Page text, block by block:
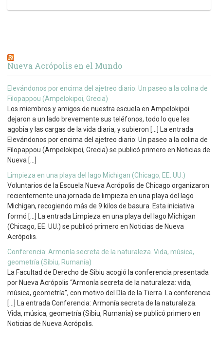
Nueva Acrópolis en el Mundo
Elevándonos por encima del ajetreo diario: Un paseo a la colina de
Filopappou (Ampelokipoi, Grecia)
Los miembros y amigos de nuestra escuela en Ampelokipoi
dejaron a un lado brevemente sus teléfonos, todo lo que les
agobia y las cargas de la vida diaria, y subieron […] La entrada
Elevándonos por encima del ajetreo diario: Un paseo a la colina de
Filopappou (Ampelokipoi, Grecia) se publicó primero en Noticias de
Nueva […]
Limpieza en una playa del lago Michigan (Chicago, EE. UU.)
Voluntarios de la Escuela Nueva Acrópolis de Chicago organizaron
recientemente una jornada de limpieza en una playa del lago
Michigan, recogiendo más de 9 kilos de basura. Esta iniciativa
formó […] La entrada Limpieza en una playa del lago Michigan
(Chicago, EE. UU.) se publicó primero en Noticias de Nueva
Acrópolis.
Conferencia: Armonía secreta de la naturaleza. Vida, música,
geometría (Sibiu, Rumanía)
La Facultad de Derecho de Sibiu acogió la conferencia presentada
por Nueva Acrópolis “Armonía secreta de la naturaleza: vida,
música, geometría”, con motivo del Día de la Tierra. La conferencia
[…] La entrada Conferencia: Armonía secreta de la naturaleza.
Vida, música, geometría (Sibiu, Rumanía) se publicó primero en
Noticias de Nueva Acrópolis.